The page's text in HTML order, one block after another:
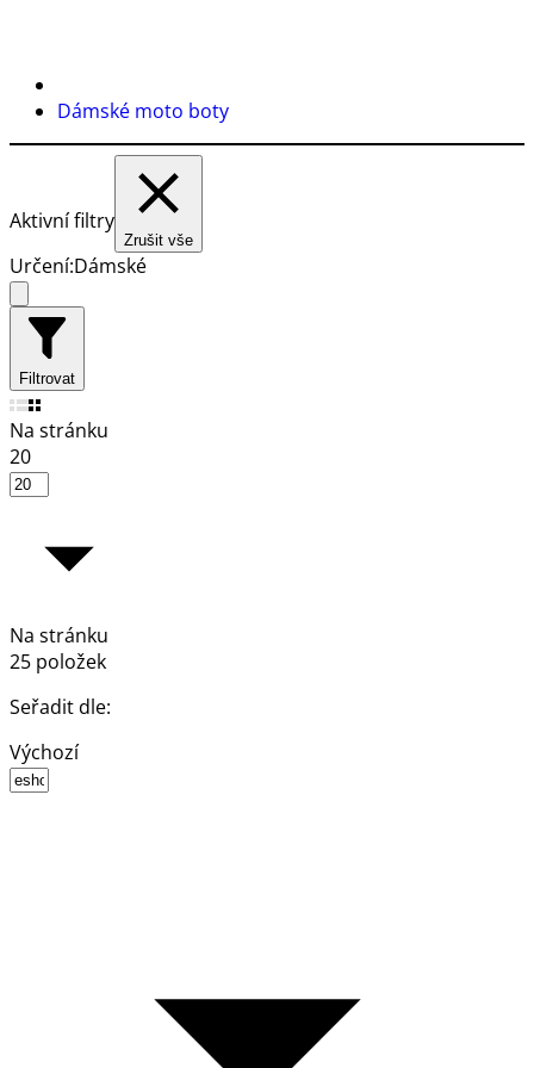
Dámské moto boty
Aktivní filtry
Zrušit vše
Určení:Dámské
Filtrovat
Na stránku
20
Na stránku
25 položek
Seřadit dle:
Výchozí